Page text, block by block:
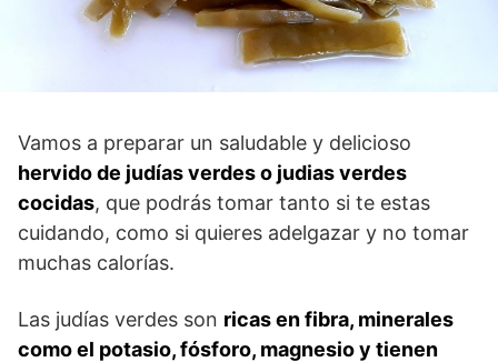
Vamos a preparar un saludable y delicioso
hervido de judías verdes o judias verdes
cocidas, que podrás tomar tanto si te estas
cuidando, como si quieres adelgazar y no tomar
muchas calorías.
Las judías verdes son ricas en fibra, minerales
como el potasio, fósforo, magnesio y tienen